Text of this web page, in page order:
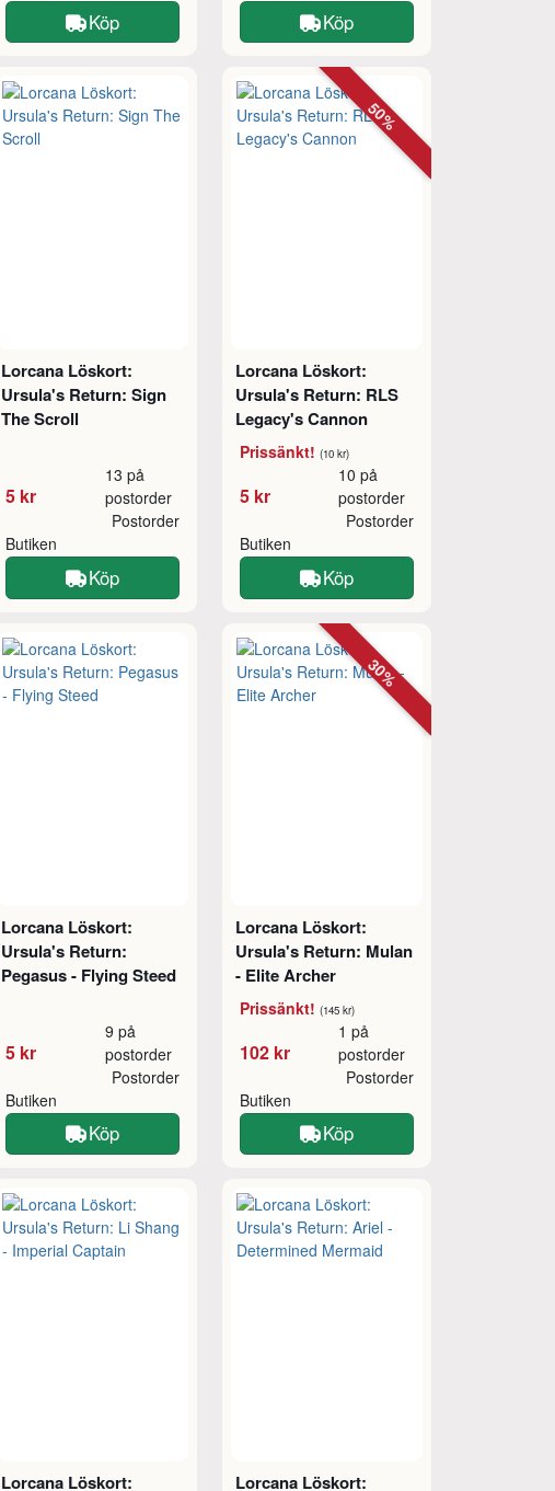
Köp Köp
Lorcana Löskort:
Ursula's Return: Sign
The Scroll
5 kr
13 på
postorder
Butiken
Postorder
Köp
Lorcana Löskort:
Ursula's Return: RLS
Legacy's Cannon
Prissänkt! (10 kr)
5 kr
10 på
postorder
Butiken
Postorder
Köp
50%
Lorcana Löskort:
Ursula's Return:
Pegasus - Flying Steed
5 kr
9 på
postorder
Butiken
Postorder
Köp
Lorcana Löskort:
Ursula's Return: Mulan
- Elite Archer
Prissänkt! (145 kr)
102 kr
1 på
postorder
Butiken
Postorder
Köp
30%
Lorcana Löskort: Lorcana Löskort: